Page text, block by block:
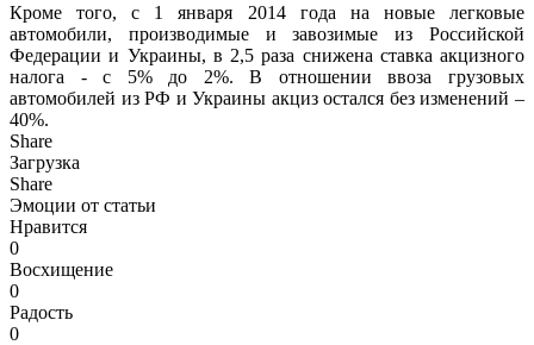
Кроме того, с 1 января 2014 года на новые легковые
автомобили, производимые и завозимые из Российской
Федерации и Украины, в 2,5 раза снижена ставка акцизного
налога - с 5% до 2%. В отношении ввоза грузовых
автомобилей из РФ и Украины акциз остался без изменений –
40%.
Share
Загрузка
Share
Эмоции от статьи
Нравится
0
Восхищение
0
Радость
0